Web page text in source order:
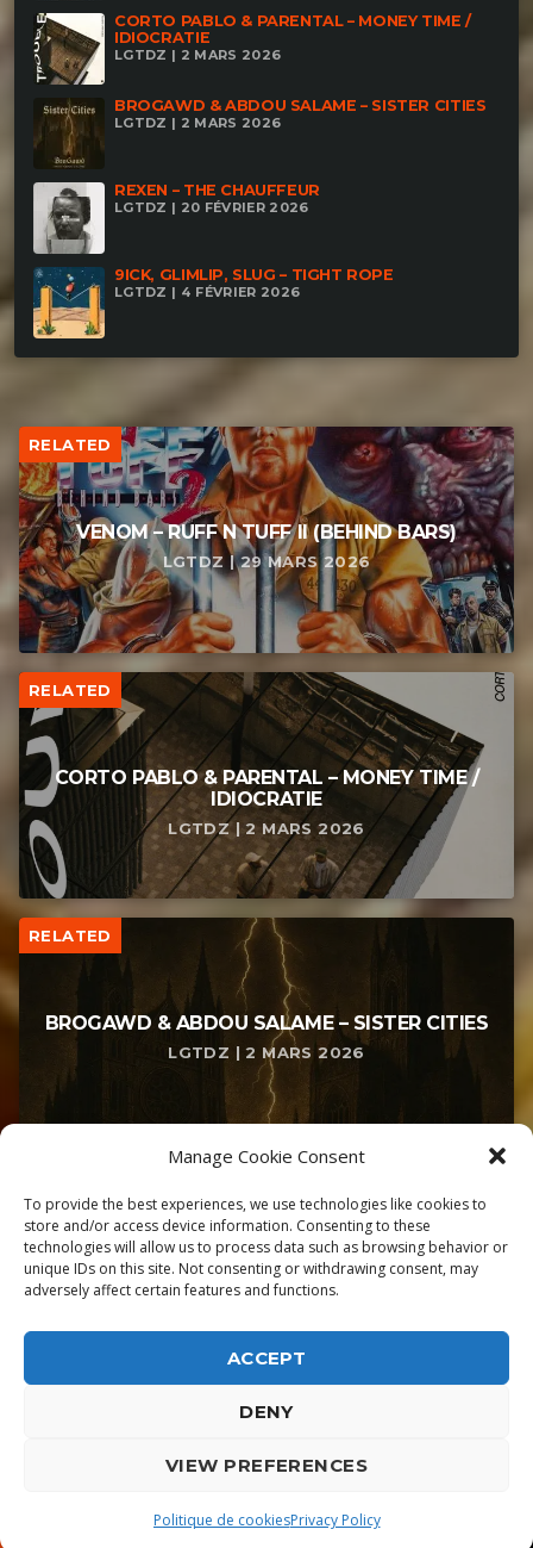
Manage Cookie Consent
To provide the best experiences, we use technologies like cookies to
store and/or access device information. Consenting to these
technologies will allow us to process data such as browsing behavior or
unique IDs on this site. Not consenting or withdrawing consent, may
adversely affect certain features and functions.
ACCEPT
DENY
VIEW PREFERENCES
Politique de cookiesPrivacy Policy
CORTO PABLO & PARENTAL – MONEY TIME /
IDIOCRATIE
LGTDZ | 2 MARS 2026
BROGAWD & ABDOU SALAME – SISTER CITIES
LGTDZ | 2 MARS 2026
REXEN – THE CHAUFFEUR
LGTDZ | 20 FÉVRIER 2026
9ICK, GLIMLIP, SLUG – TIGHT ROPE
LGTDZ | 4 FÉVRIER 2026
RELATED
VENOM – RUFF N TUFF II (BEHIND BARS)
LGTDZ | 29 MARS 2026
RELATED
CORTO PABLO & PARENTAL – MONEY TIME /
IDIOCRATIE
LGTDZ | 2 MARS 2026
RELATED
BROGAWD & ABDOU SALAME – SISTER CITIES
LGTDZ | 2 MARS 2026
ALPHA DIALLO - TOUS DROITS RESERVES
HAPHDUZN & DIMITRY KILLSTORM: T.O.F.U. (FEAT. SLUG)